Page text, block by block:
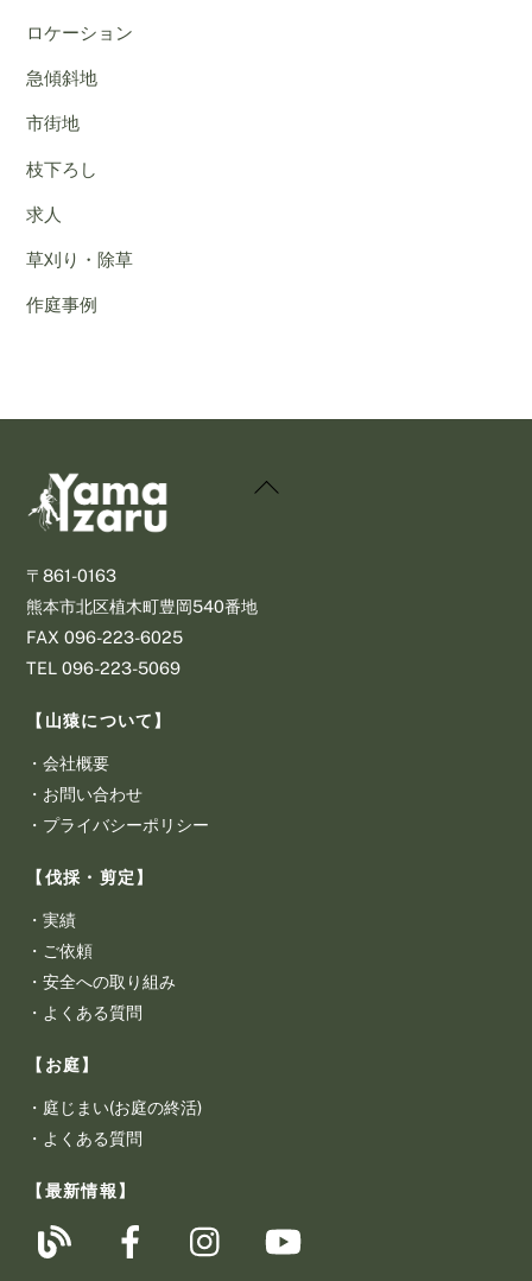
ロケーション
急傾斜地
市街地
枝下ろし
求人
草刈り・除草
作庭事例
Back
〒861-0163
熊本市北区植木町豊岡540番地
​FAX 096-223-6025
​TEL 096-223-5069
【山猿について】
・会社概要
・ お問い合わせ
・ プライバシーポリシー
【伐採・剪定】
・実績
・ ご依頼
・安全への取り組み
・ よくある質問
【お庭】
・ 庭じまい(お庭の終活)
・ よくある質問
【最新情報】